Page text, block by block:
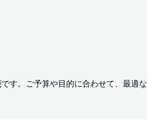
す。ご予算や目的に合わせて、最適な